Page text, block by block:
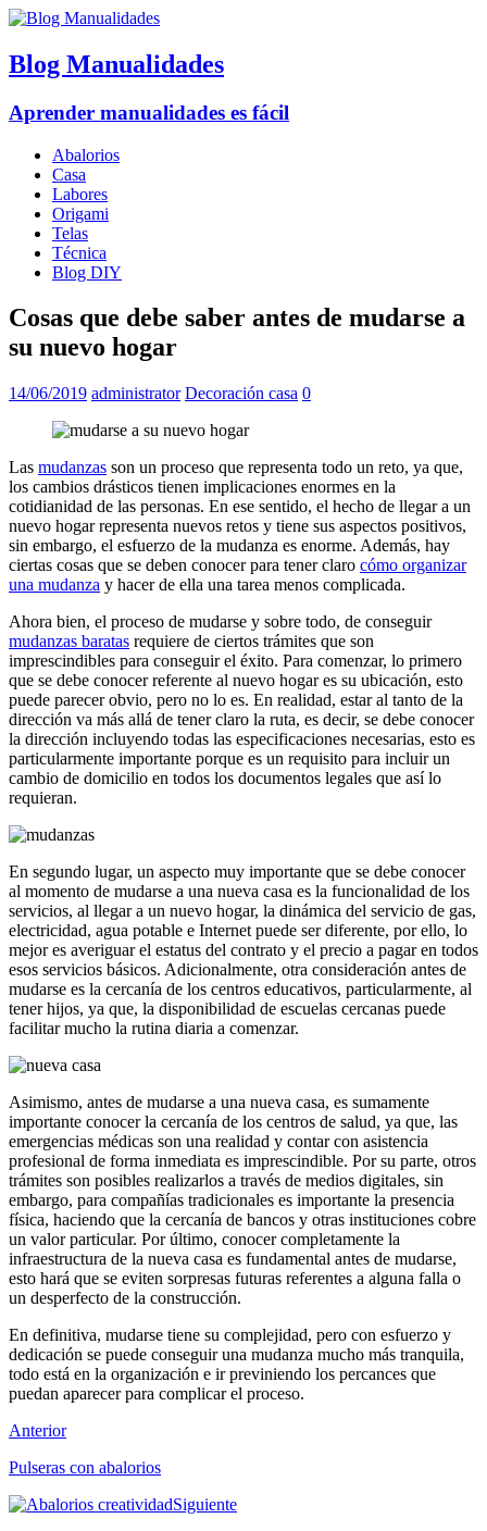
Blog Manualidades
Aprender manualidades es fácil
Abalorios
Casa
Labores
Origami
Telas
Técnica
Blog DIY
Cosas que debe saber antes de mudarse a
su nuevo hogar
14/06/2019 administrator Decoración casa 0
Las mudanzas son un proceso que representa todo un reto, ya que,
los cambios drásticos tienen implicaciones enormes en la
cotidianidad de las personas. En ese sentido, el hecho de llegar a un
nuevo hogar representa nuevos retos y tiene sus aspectos positivos,
sin embargo, el esfuerzo de la mudanza es enorme. Además, hay
ciertas cosas que se deben conocer para tener claro cómo organizar
una mudanza y hacer de ella una tarea menos complicada.
Ahora bien, el proceso de mudarse y sobre todo, de conseguir
mudanzas baratas requiere de ciertos trámites que son
imprescindibles para conseguir el éxito. Para comenzar, lo primero
que se debe conocer referente al nuevo hogar es su ubicación, esto
puede parecer obvio, pero no lo es. En realidad, estar al tanto de la
dirección va más allá de tener claro la ruta, es decir, se debe conocer
la dirección incluyendo todas las especificaciones necesarias, esto es
particularmente importante porque es un requisito para incluir un
cambio de domicilio en todos los documentos legales que así lo
requieran.
En segundo lugar, un aspecto muy importante que se debe conocer
al momento de mudarse a una nueva casa es la funcionalidad de los
servicios, al llegar a un nuevo hogar, la dinámica del servicio de gas,
electricidad, agua potable e Internet puede ser diferente, por ello, lo
mejor es averiguar el estatus del contrato y el precio a pagar en todos
esos servicios básicos. Adicionalmente, otra consideración antes de
mudarse es la cercanía de los centros educativos, particularmente, al
tener hijos, ya que, la disponibilidad de escuelas cercanas puede
facilitar mucho la rutina diaria a comenzar.
Asimismo, antes de mudarse a una nueva casa, es sumamente
importante conocer la cercanía de los centros de salud, ya que, las
emergencias médicas son una realidad y contar con asistencia
profesional de forma inmediata es imprescindible. Por su parte, otros
trámites son posibles realizarlos a través de medios digitales, sin
embargo, para compañías tradicionales es importante la presencia
física, haciendo que la cercanía de bancos y otras instituciones cobre
un valor particular. Por último, conocer completamente la
infraestructura de la nueva casa es fundamental antes de mudarse,
esto hará que se eviten sorpresas futuras referentes a alguna falla o
un desperfecto de la construcción.
En definitiva, mudarse tiene su complejidad, pero con esfuerzo y
dedicación se puede conseguir una mudanza mucho más tranquila,
todo está en la organización e ir previniendo los percances que
puedan aparecer para complicar el proceso.
Anterior
Pulseras con abalorios
Siguiente